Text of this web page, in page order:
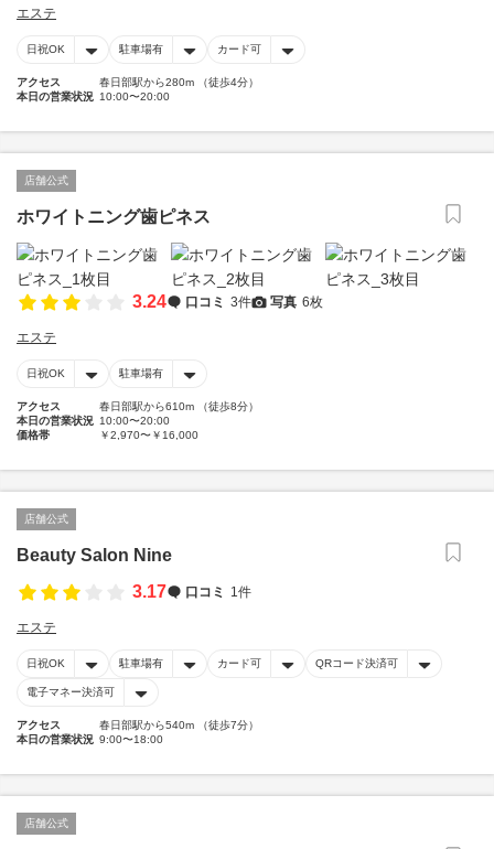
エステ
日祝OK 駐車場有 カード可
アクセス
春日部駅から280m （徒歩4分）
本日の営業状況 10:00〜20:00
店舗公式
ホワイトニング歯ピネス
3.24 口コミ 3件 写真 6枚
エステ
日祝OK 駐車場有
アクセス
春日部駅から610m （徒歩8分）
本日の営業状況 10:00〜20:00
価格帯
￥2,970〜￥16,000
店舗公式
Beauty Salon Nine
3.17
口コミ 1件
エステ
日祝OK 駐車場有 カード可 QRコード決済可
電子マネー決済可
アクセス
春日部駅から540m （徒歩7分）
本日の営業状況 9:00〜18:00
店舗公式